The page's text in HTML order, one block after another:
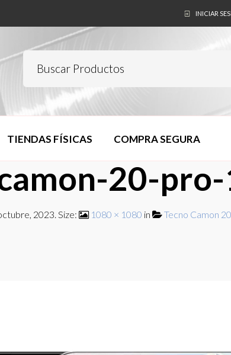
INICIAR
TIENDAS FÍSICAS COMPRA SEGURA
20-
2023. Size: 1080 × 1080 in Tecno Camon